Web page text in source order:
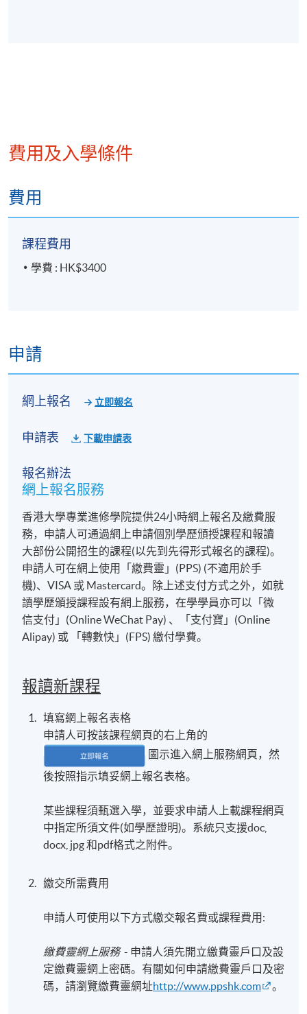
港大保良何鴻燊社區書院
統一教學中心
或其他港島區分校
費用及入學條件
費用
課程費用
學費 : HK$3400
申請
網上報名 立即報名
申請表 下載申請表
報名辦法
網上報名服務
香港大學專業進修學院提供24小時網上報名及繳費服
務，申請人可通過網上申請個別學歷頒授課程和報讀
大部份公開招生的課程(以先到先得形式報名的課程)。
申請人可在網上使用「繳費靈」(PPS) (不適用於手
機)、VISA 或 Mastercard。除上述支付方式之外，如就
讀學歷頒授課程設有網上服務，在學學員亦可以「微
信支付」(Online WeChat Pay) 、「支付寶」(Online
Alipay) 或 「轉數快」(FPS) 繳付學費。
報讀新課程
填寫網上報名表格
申請人可按該課程網頁的右上角的
圖示進入網上服務網頁，然
後按照指示填妥網上報名表格。
某些課程須甄選入學，並要求申請人上載課程網頁
中指定所須文件(如學歷證明)。系統只支援doc,
docx, jpg 和pdf格式之附件。
繳交所需費用
申請人可使用以下方式繳交報名費或課程費用:
繳費靈網上服務- 申請人須先開立繳費靈戶口及設
定繳費靈網上密碼。有關如何申請繳費靈戶口及密
碼，請瀏覽繳費靈網址http://www.ppshk.com 。